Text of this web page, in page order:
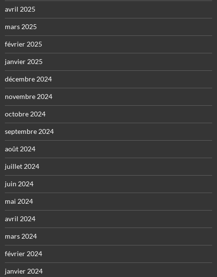
avril 2025
mars 2025
février 2025
janvier 2025
décembre 2024
novembre 2024
octobre 2024
septembre 2024
août 2024
juillet 2024
juin 2024
mai 2024
avril 2024
mars 2024
février 2024
janvier 2024